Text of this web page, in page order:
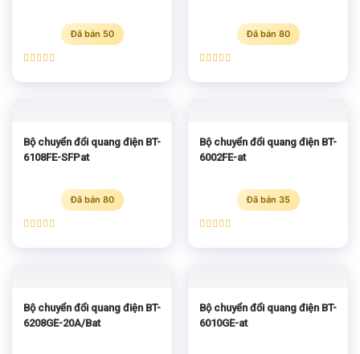
Đã bán 50
hạng5.00
Đã bán 80
hạng5.00
Bộ chuyển đổi quang điện BT-
6108FE-SFPat
Đã bán 80
hạng5.00
Bộ chuyển đổi quang điện BT-
6002FE-at
Đã bán 35
hạng5.00
Bộ chuyển đổi quang điện BT-
6208GE-20A/Bat
Bộ chuyển đổi quang điện BT-
6010GE-at